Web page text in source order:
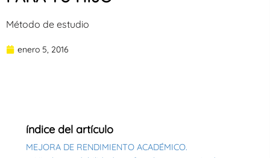
Método de estudio
enero 5, 2016
índice del artículo
MEJORA DE RENDIMIENTO ACADÉMICO.